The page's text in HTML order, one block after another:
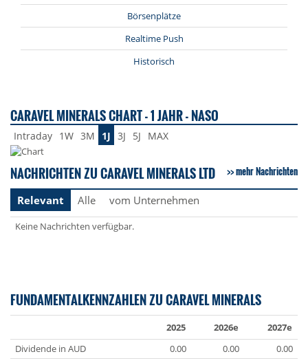
Börsenplätze
Realtime Push
Historisch
CARAVEL MINERALS CHART - 1 JAHR - NASO
Intraday 1W 3M 1J 3J 5J MAX
NACHRICHTEN ZU CARAVEL MINERALS LTD mehr Nachrichten
Relevant Alle vom Unternehmen
Keine Nachrichten verfügbar.
FUNDAMENTALKENNZAHLEN ZU CARAVEL MINERALS
2025 2026e
2027e
Dividende in AUD
0.00 0.00
0.00